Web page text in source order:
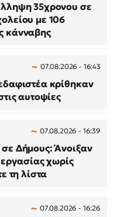
35χρονου σε
με 106
κάνναβης
07.08.2026 - 16:43
κρίθηκαν
αυτοψίες
07.08.2026 - 16:39
Δήμους: Άνοιξαν
χωρίς
τη λίστα
07.08.2026 - 16:26